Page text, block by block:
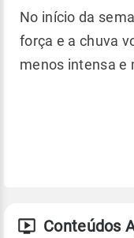
No início da
força e a chuva
menos intensa e
Conteúdos